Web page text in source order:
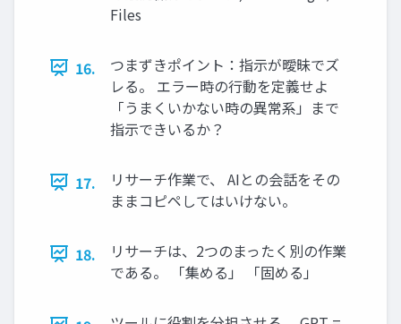
Files
16.
つまずきポイント：指示が曖昧でズ
レる。 エラー時の行動を定義せよ
「うまくいかない時の異常系」まで
指示できいるか？
17.
リサーチ作業で、 AIとの会話をその
ままコピペしてはいけない。
18.
リサーチは、2つのまったく別の作業
である。 「集める」 「固める」